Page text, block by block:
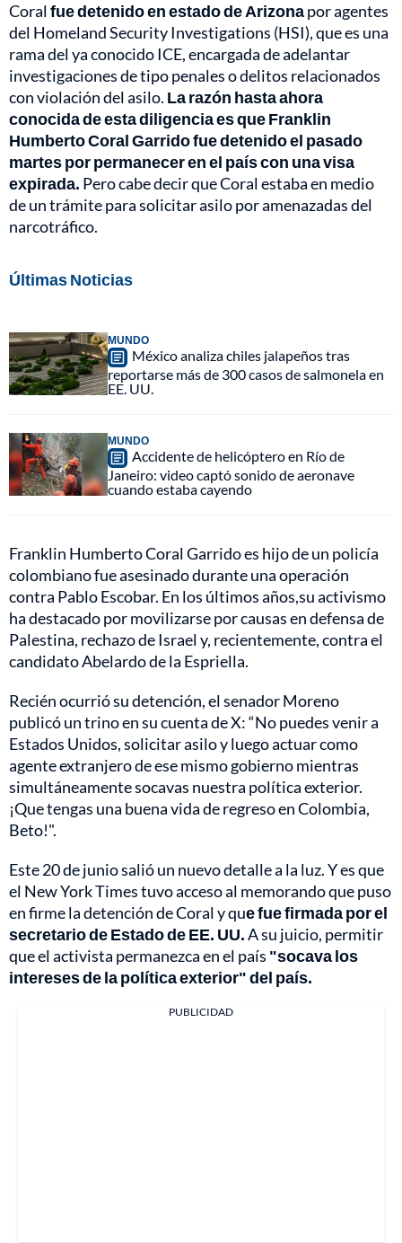
Coralfue detenido en estado de Arizonapor agentes
del Homeland Security Investigations (HSI), que es una
rama del ya conocido ICE, encargada de adelantar
investigaciones de tipo penales o delitos relacionados
con violación del asilo. La razón hasta ahora
conocida de esta diligencia es que Franklin
Humberto Coral Garrido fue detenido el pasado
martes por permanecer en el país con una visa
expirada. Pero cabe decir que Coral estaba en medio
de un trámite para solicitar asilo por amenazadas del
narcotráfico.
Últimas Noticias
MUNDO
México analiza chiles jalapeños tras
reportarse más de 300 casos de salmonela en
EE. UU.
MUNDO
Accidente de helicóptero en Río de
Janeiro: video captó sonido de aeronave
cuando estaba cayendo
Franklin Humberto Coral Garrido es hijo de un policía
colombiano fue asesinado durante una operación
contra Pablo Escobar. En los últimos años,su activismo
ha destacado por movilizarse por causas en defensa de
Palestina, rechazo de Israel y, recientemente, contra el
candidato Abelardo de la Espriella.
Recién ocurrió su detención, el senador Moreno
publicó un trino en su cuenta de X: “No puedes venir a
Estados Unidos, solicitar asilo y luego actuar como
agente extranjero de ese mismo gobierno mientras
simultáneamente socavas nuestra política exterior.
¡Que tengas una buena vida de regreso en Colombia,
Beto!".
Este 20 de junio salió un nuevo detalle a la luz. Y es que
el New York Times tuvo acceso al memorando que puso
en firme la detención de Coral y que fue firmada por el
secretario de Estado de EE. UU.A su juicio, permitir
que el activista permanezca en el país "socava los
intereses de la política exterior" del país.
PUBLICIDAD